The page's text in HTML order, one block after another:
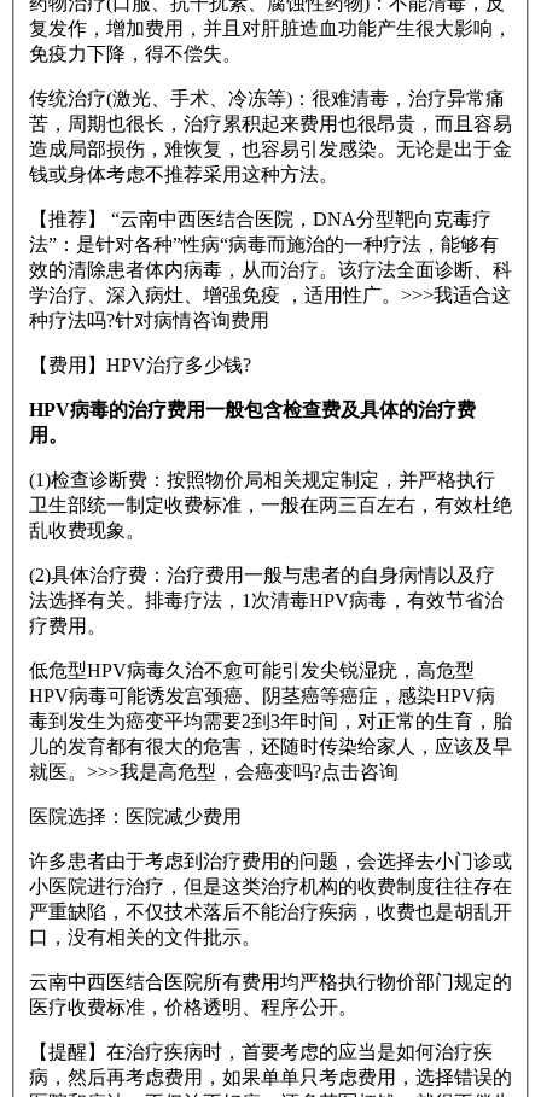
复发作，增加费用，并且对肝脏造血功能产生很大影响，
免疫力下降，得不偿失。
传统治疗(激光、手术、冷冻等)：很难清毒，治疗异常痛
苦，周期也很长，治疗累积起来费用也很昂贵，而且容易
造成局部损伤，难恢复，也容易引发感染。无论是出于金
钱或身体考虑不推荐采用这种方法。
【推荐】 “云南中西医结合医院，DNA分型靶向克毒疗
法”：是针对各种”性病“病毒而施治的一种疗法，能够有
效的清除患者体内病毒，从而治疗。该疗法全面诊断、科
学治疗、深入病灶、增强免疫 ，适用性广。>>>我适合这
种疗法吗?针对病情咨询费用
【费用】HPV治疗多少钱?
HPV病毒的治疗费用一般包含检查费及具体的治疗费
用。
(1)检查诊断费：按照物价局相关规定制定，并严格执行
卫生部统一制定收费标准，一般在两三百左右，有效杜绝
乱收费现象。
(2)具体治疗费：治疗费用一般与患者的自身病情以及疗
法选择有关。排毒疗法，1次清毒HPV病毒，有效节省治
疗费用。
低危型HPV病毒久治不愈可能引发尖锐湿疣，高危型
HPV病毒可能诱发宫颈癌、阴茎癌等癌症，感染HPV病
毒到发生为癌变平均需要2到3年时间，对正常的生育，胎
儿的发育都有很大的危害，还随时传染给家人，应该及早
就医。>>>我是高危型，会癌变吗?点击咨询
医院选择：医院减少费用
许多患者由于考虑到治疗费用的问题，会选择去小门诊或
小医院进行治疗，但是这类治疗机构的收费制度往往存在
严重缺陷，不仅技术落后不能治疗疾病，收费也是胡乱开
口，没有相关的文件批示。
云南中西医结合医院所有费用均严格执行物价部门规定的
医疗收费标准，价格透明、程序公开。
【提醒】在治疗疾病时，首要考虑的应当是如何治疗疾
病，然后再考虑费用，如果单单只考虑费用，选择错误的